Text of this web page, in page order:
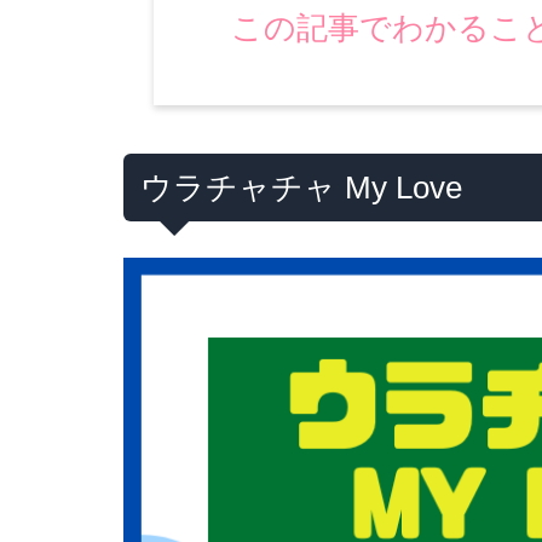
この記事でわかるこ
ウラチャチャ My Love